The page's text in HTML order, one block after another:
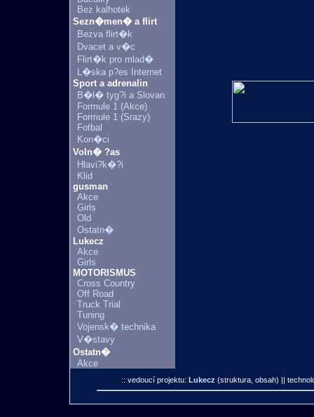
Bez kalhotek
Sezn�men� a flirt
Bezva flirt�k
Dvacet a v�c
Flirt�k pro mlad�
L�ska p?es Internet
Sport a adrenalin
B�l� tyg?i a Slovan
Formule 1 (Akce)
Formule 1 (Srazy)
Fotbal
Kon�ci
Voln� ?as
Hlavi?k�?i
Klid
gusman
Akce
Girls
Old
Ostatn�
Lukecz
Akce
Girls
MOTORISMUS
Cross Country
Off Road
Truck Trial
Tuning
Vojensk� technika
V�stavy
Ostatn�
Akce
:: vedoucí projektu: Lukecz (struktura, obsah) ||